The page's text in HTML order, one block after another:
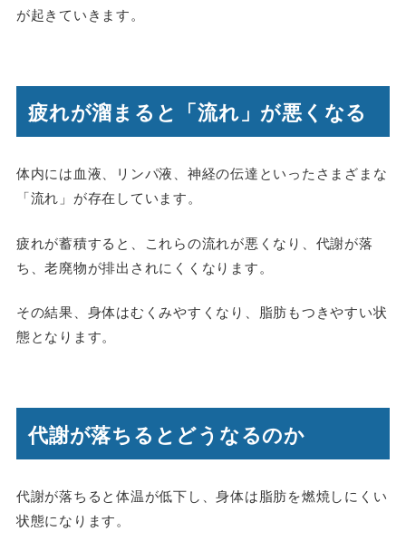
が起きていきます。
疲れが溜まると「流れ」が悪くなる
体内には血液、リンパ液、神経の伝達といったさまざまな
「流れ」が存在しています。
疲れが蓄積すると、これらの流れが悪くなり、代謝が落
ち、老廃物が排出されにくくなります。
その結果、身体はむくみやすくなり、脂肪もつきやすい状
態となります。
代謝が落ちるとどうなるのか
代謝が落ちると体温が低下し、身体は脂肪を燃焼しにくい
状態になります。